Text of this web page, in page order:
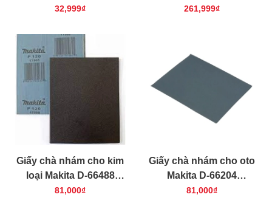
230x280mm 10
32,999₫
cái/bộ (cỡ hạt 120)
261,999₫
Giấy chà nhám cho kim
loại Makita D-66488
230x280mm 10 cái/bộ
81,000₫
Giấy chà nhám cho oto
Makita D-66204
230x280mm 10 cái/bộ
81,000₫